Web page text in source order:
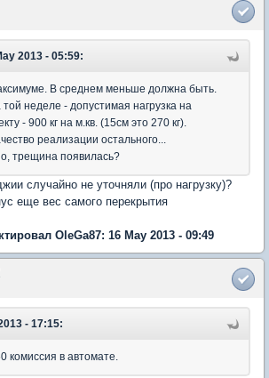
2013 - 05:59:
В среднем меньше должна быть.
неделе - допустимая нагрузка на
- 900 кг на м.кв. (15см это 270 кг).
реализации остального...
трещина появилась?
случайно не уточняли (про нагрузку)?
еще вес самого перекрытия
OleGa87: 16 May 2013 - 09:49
- 17:15:
комиссия в автомате.